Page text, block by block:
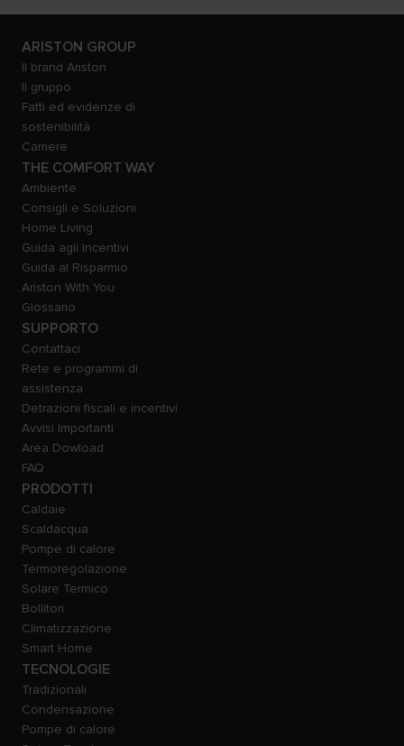
ARISTON GROUP
Il brand Ariston
Il gruppo
Fatti ed evidenze di
sostenibilità
Carriere
THE COMFORT WAY
Ambiente
Consigli e Soluzioni
Home Living
Guida agli Incentivi
Guida al Risparmio
Ariston With You
Glossario
SUPPORTO
Contattaci
Rete e programmi di
assistenza
Detrazioni fiscali e incentivi
Avvisi Importanti
Area Dowload
FAQ
PRODOTTI
Caldaie
Scaldacqua
Pompe di calore
Termoregolazione
Solare Termico
Bollitori
Climatizzazione
Smart Home
TECNOLOGIE
Tradizionali
Condensazione
Pompe di calore